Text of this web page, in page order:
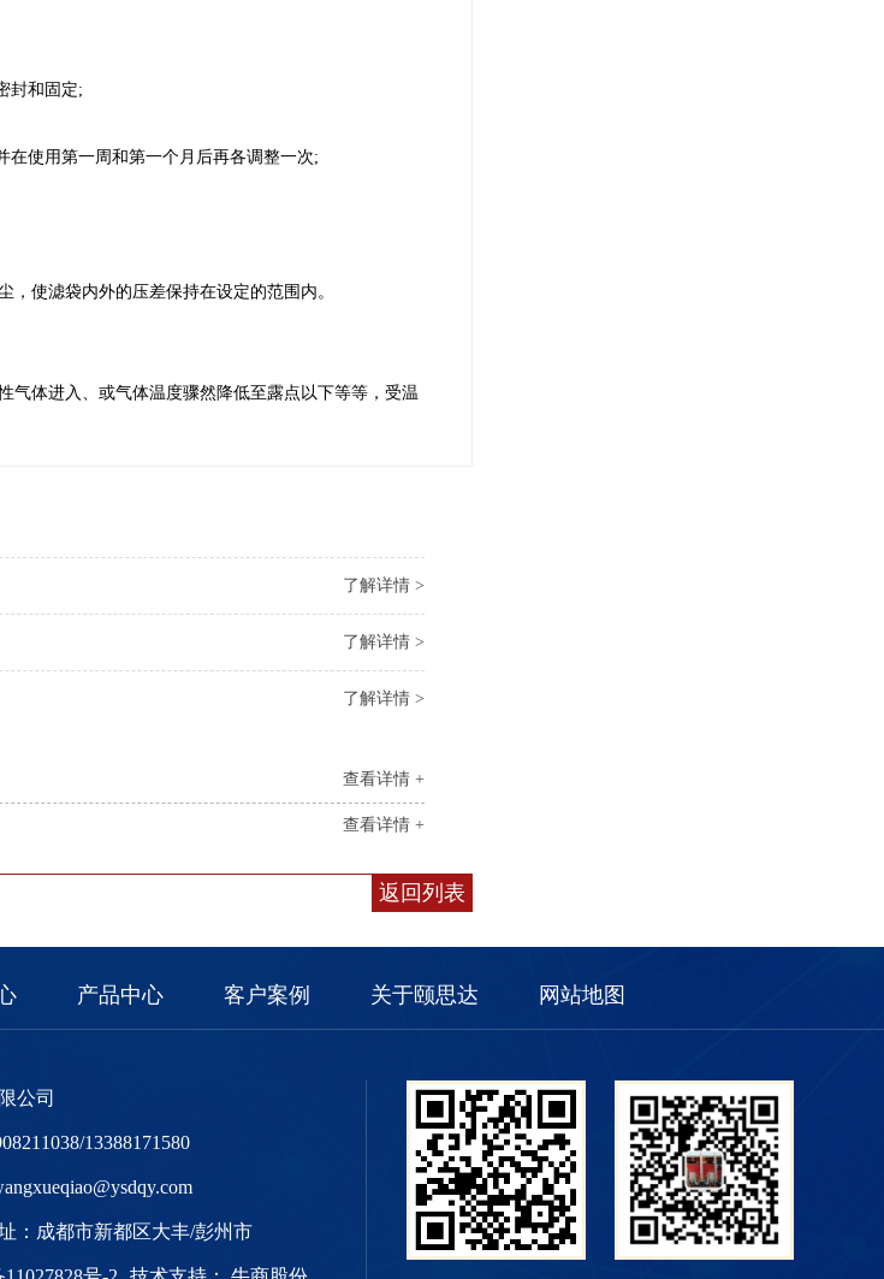
封和固定;
在使用第一周和第一个月后再各调整一次;
使滤袋内外的压差保持在设定的范围内。
气体进入、或气体温度骤然降低至露点以下等等，受温
了解详情 >
了解详情 >
了解详情 >
查看详情 +
查看详情 +
返回列表
产品中心 客户案例 关于颐思达 网站地图
公司
13388171580
：成都市新都区大丰/彭州市